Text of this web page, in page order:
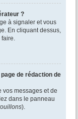
?
à signaler et vous
En cliquant dessus,
faire.
de rédaction de
vos messages et de
dans le panneau
).